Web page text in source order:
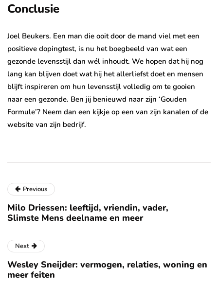
Conclusie
Joel Beukers. Een man die ooit door de mand viel met een
positieve dopingtest, is nu het boegbeeld van wat een
gezonde levensstijl dan wél inhoudt. We hopen dat hij nog
lang kan blijven doet wat hij het allerliefst doet en mensen
blijft inspireren om hun levensstijl volledig om te gooien
naar een gezonde. Ben jij benieuwd naar zijn ‘Gouden
Formule’? Neem dan een kijkje op een van zijn kanalen of de
website van zijn bedrijf.
Previous
Milo Driessen: leeftijd, vriendin, vader,
Slimste Mens deelname en meer
Next
Wesley Sneijder: vermogen, relaties, woning en
meer feiten